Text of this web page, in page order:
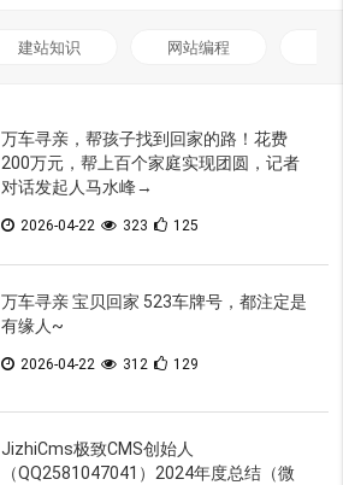
建站知识 网站编程
万车寻亲，帮孩子找到回家的路！花费
200万元，帮上百个家庭实现团圆，记者
对话发起人马水峰→
2026-04-22 323 125
万车寻亲 宝贝回家 523车牌号，都注定是
有缘人~
2026-04-22 312 129
JizhiCms极致CMS创始人
（QQ2581047041）2024年度总结（微